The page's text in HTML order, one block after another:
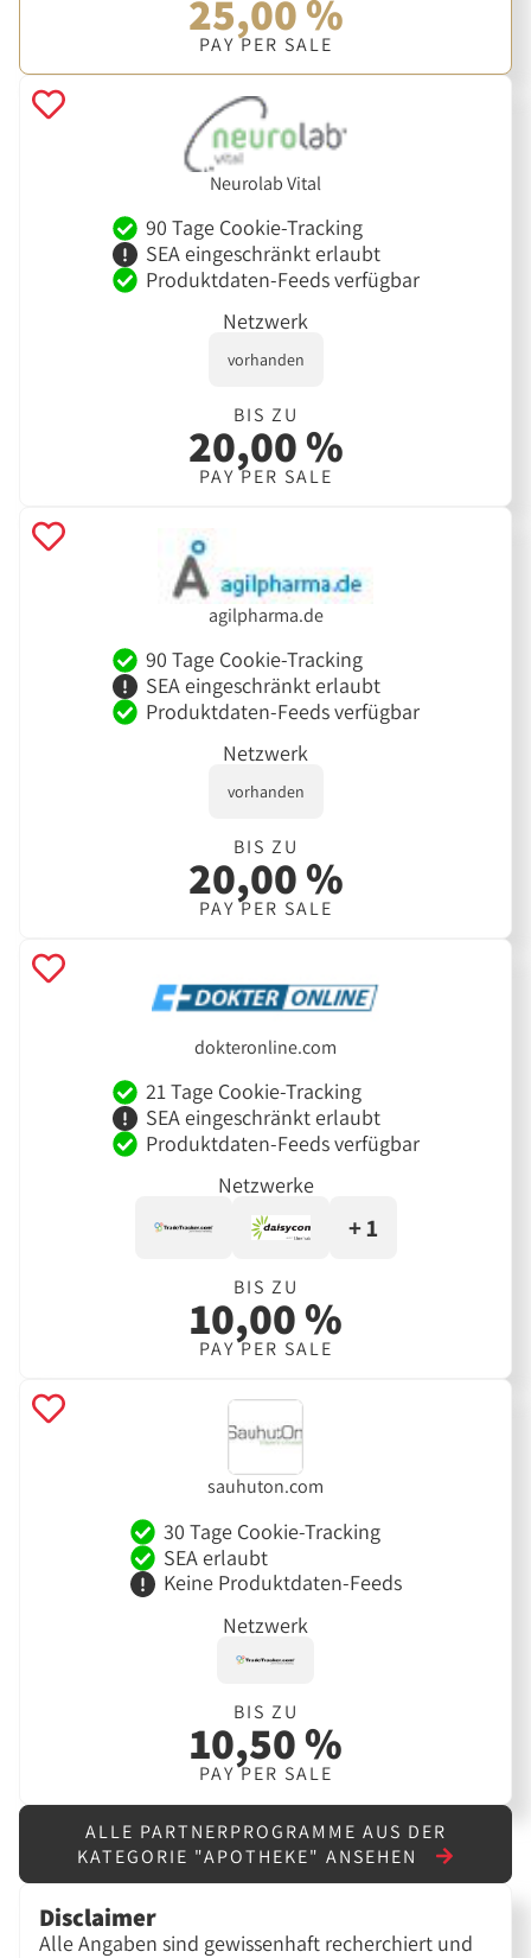
25,00 %
PAY PER SALE
Neurolab Vital
90 Tage Cookie-Tracking
SEA eingeschränkt erlaubt
Produktdaten-Feeds verfügbar
Netzwerk
vorhanden
BIS ZU
20,00 %
PAY PER SALE
agilpharma.de
90 Tage Cookie-Tracking
SEA eingeschränkt erlaubt
Produktdaten-Feeds verfügbar
Netzwerk
vorhanden
BIS ZU
20,00 %
PAY PER SALE
dokteronline.com
21 Tage Cookie-Tracking
SEA eingeschränkt erlaubt
Produktdaten-Feeds verfügbar
Netzwerke
+ 1
BIS ZU
10,00 %
PAY PER SALE
sauhuton.com
30 Tage Cookie-Tracking
SEA erlaubt
Keine Produktdaten-Feeds
Netzwerk
BIS ZU
10,50 %
PAY PER SALE
ALLE PARTNERPROGRAMME AUS DER
KATEGORIE "APOTHEKE" ANSEHEN
Disclaimer
Alle Angaben sind gewissenhaft recherchiert und